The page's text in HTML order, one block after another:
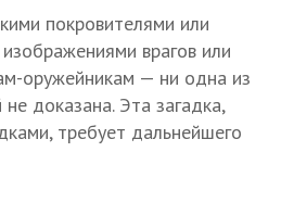
покровителями или
врагов или
оружейникам — ни одна из
доказана. Эта загадка,
требует дальнейшего